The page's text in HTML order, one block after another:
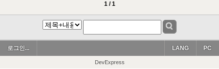
1 / 1
로그인... PC
LANG
DevExpress